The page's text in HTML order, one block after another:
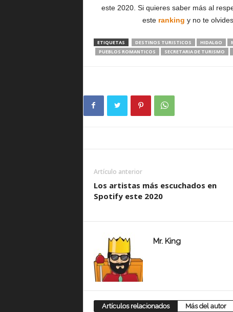
este 2020. Si quieres saber más al
este ranking y no te
ETIQUETAS DESTINOS TURISTICOS HIDALGO
PUEBLOS ROMANTICOS
SECRETARIA DE TURISMO
Artículo anterior
Los artistas más escuchados en
Spotify este 2020
Mr. King
Artículos relacionados Más del autor